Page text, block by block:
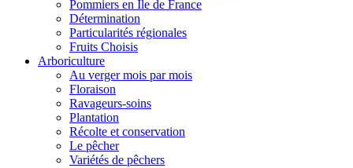
Pommiers en Île de France
Détermination
Particularités régionales
Fruits Choisis
Arboriculture
Au verger mois par mois
Floraison
Ravageurs-soins
Plantation
Récolte et conservation
Le pêcher
Variétés de pêchers